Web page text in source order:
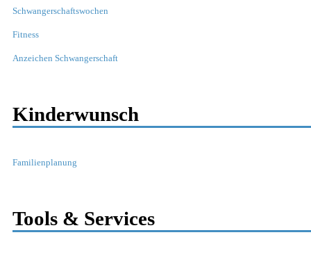
Schwangerschaftswochen
Fitness
Anzeichen Schwangerschaft
Kinderwunsch
Familienplanung
Tools & Services